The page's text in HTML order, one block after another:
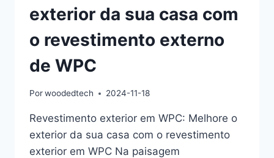
exterior da sua casa com
o revestimento externo
de WPC
Porwoodedtech 2024-11-18
Revestimento exterior em WPC: Melhore o
exterior da sua casa com o revestimento
exterior em WPC Na paisagem